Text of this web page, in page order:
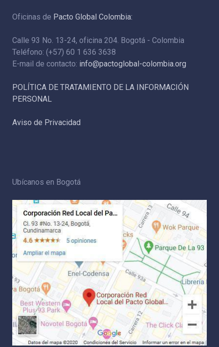
Oficinas de Pacto Global Colombia:
Calle 93 No. 13-24, oficina 204. Bogotá - Colombia
Teléfono: (+57) 60 1 636 3638
E-mail de contacto: info@pactoglobal-colombia.org
POLÍTICA DE TRATAMIENTO DE LA INFORMACIÓN
PERSONAL
Aviso de Privacidad
Ubícanos en Bogotá